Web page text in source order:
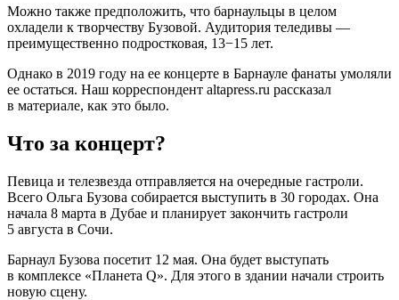
Можно также предположить, что барнаульцы в целом
охладели к творчеству Бузовой. Аудитория теледивы —
преимущественно подростковая, 13−15 лет.
Однако в 2019 году на ее концерте в Барнауле фанаты умоляли
ее остаться. Наш корреспондент altapress.ru рассказал
в материале, как это было.
Что за концерт?
Певица и телезвезда отправляется на очередные гастроли.
Всего Ольга Бузова собирается выступить в 30 городах. Она
начала 8 марта в Дубае и планирует закончить гастроли
5 августа в Сочи.
Барнаул Бузова посетит 12 мая. Она будет выступать
в комплексе «Планета Q». Для этого в здании начали строить
новую сцену.